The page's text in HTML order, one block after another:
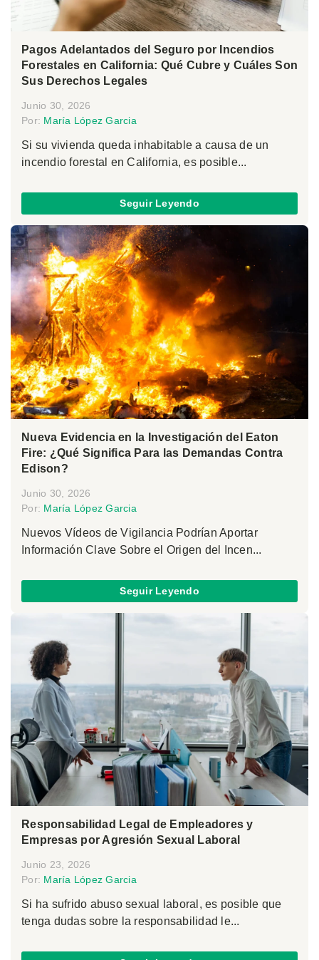
Pagos Adelantados del Seguro por Incendios
Forestales en California: Qué Cubre y Cuáles Son
Sus Derechos Legales
Junio 30, 2026
Por: María López Garcia
Si su vivienda queda inhabitable a causa de un
incendio forestal en California, es posible...
Seguir Leyendo
Nueva Evidencia en la Investigación del Eaton
Fire: ¿Qué Significa Para las Demandas Contra
Edison?
Junio 30, 2026
Por: María López Garcia
Nuevos Vídeos de Vigilancia Podrían Aportar
Información Clave Sobre el Origen del Incen...
Seguir Leyendo
Responsabilidad Legal de Empleadores y
Empresas por Agresión Sexual Laboral
Junio 23, 2026
Por: María López Garcia
Si ha sufrido abuso sexual laboral, es posible que
tenga dudas sobre la responsabilidad le...